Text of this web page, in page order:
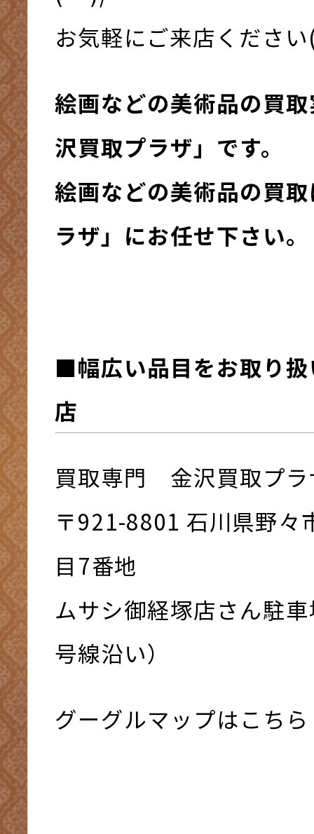
お気軽にご来店くださ
絵画などの美術品の買取
沢買取プラザ」です。
絵画などの美術品の買
ラザ」にお任せ下さい。
■幅広い品目をお取り
店
買取専門 金沢買取プラ
〒921-8801 ⽯川県野々
⽬7番地
ムサシ御経塚店さん駐
号線沿い）
グーグルマップはこちら